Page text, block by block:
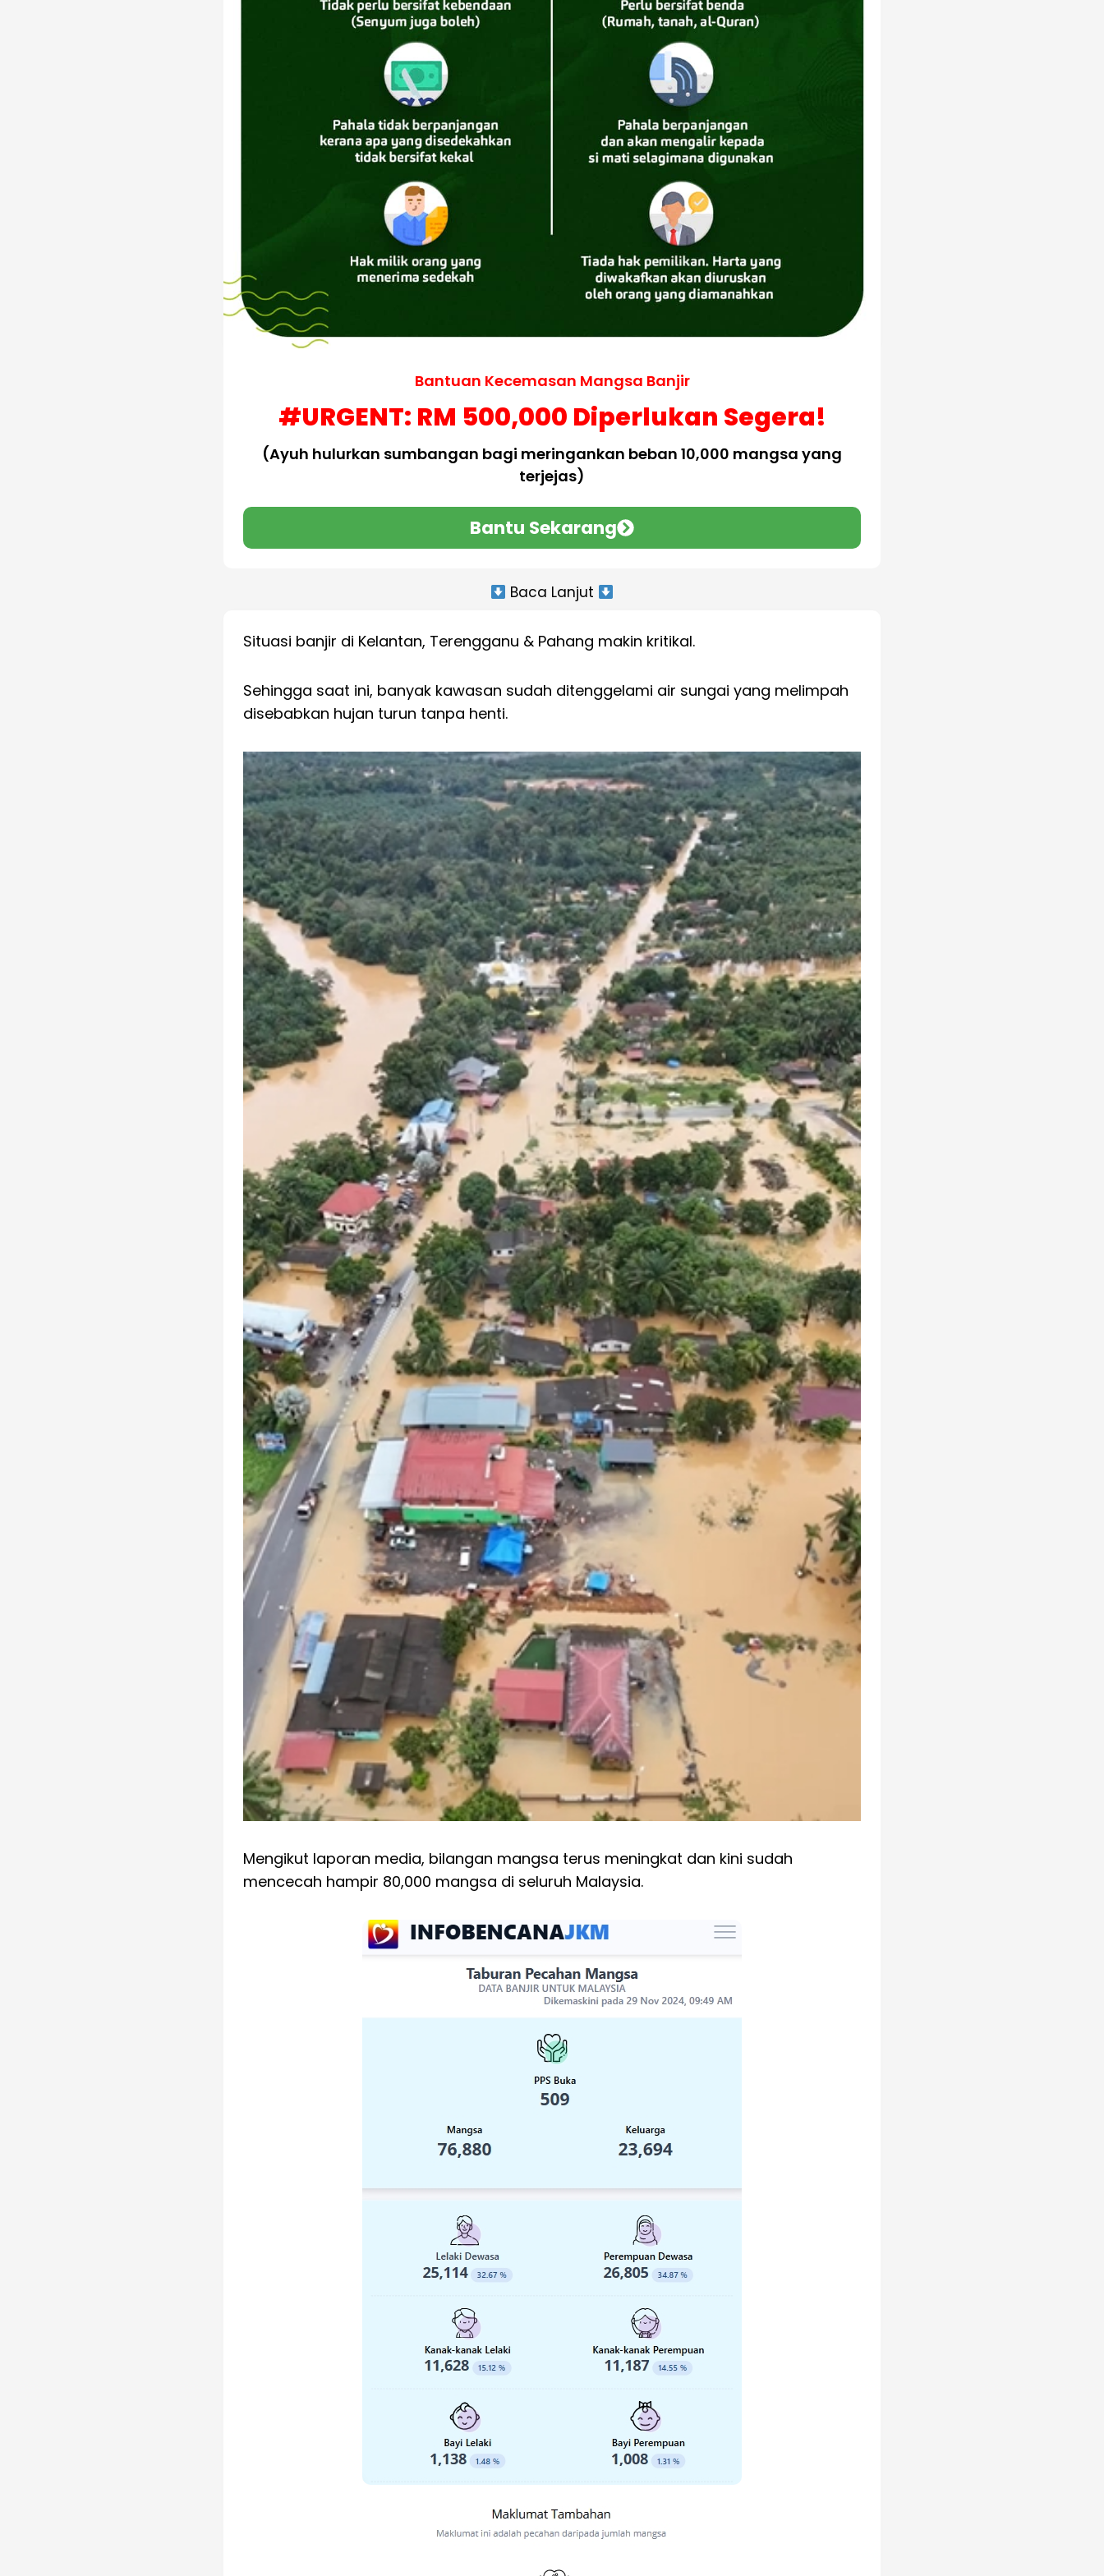
Bantuan Kecemasan Mangsa Banjir
#URGENT: RM 500,000 Diperlukan Segera!
(Ayuh hulurkan sumbangan bagi meringankan beban 10,000 mangsa yang
terjejas)
Bantu Sekarang
Baca Lanjut
Situasi banjir di Kelantan, Terengganu & Pahang makin kritikal.
Sehingga saat ini, banyak kawasan sudah ditenggelami air sungai yang melimpah
disebabkan hujan turun tanpa henti.
Mengikut laporan media, bilangan mangsa terus meningkat dan kini sudah
mencecah hampir 80,000 mangsa di seluruh Malaysia.